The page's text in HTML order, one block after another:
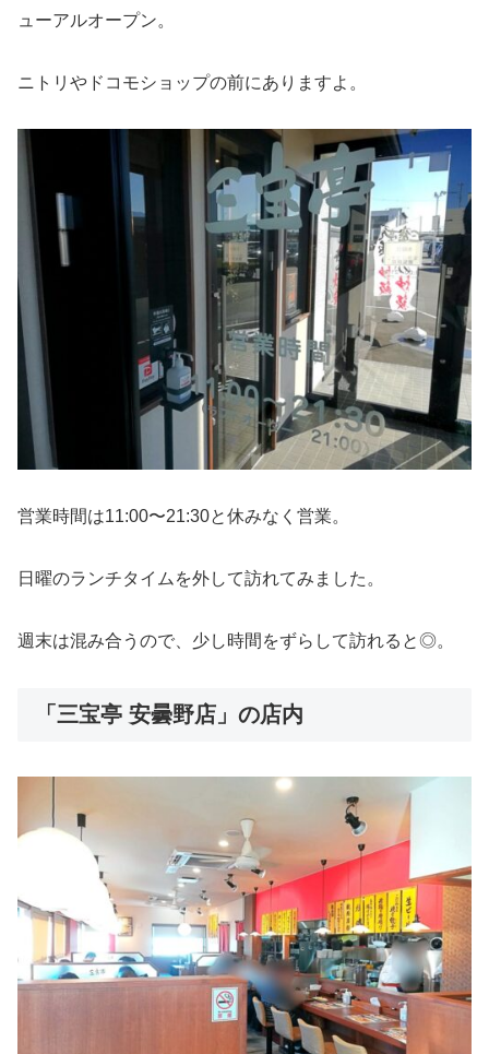
ューアルオープン。
ニトリやドコモショップの前にありますよ。
営業時間は11:00〜21:30と休みなく営業。
日曜のランチタイムを外して訪れてみました。
週末は混み合うので、少し時間をずらして訪れると◎。
「三宝亭 安曇野店」の店内